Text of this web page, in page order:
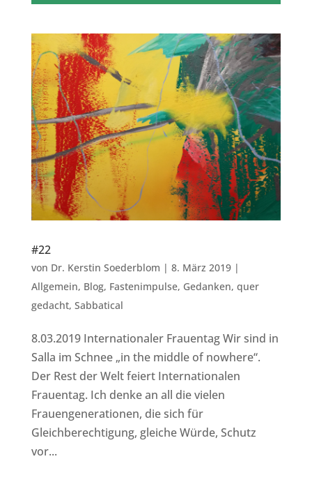
#22
von Dr. Kerstin Soederblom | 8. März 2019|
Allgemein, Blog, Fastenimpulse, Gedanken, quer
gedacht, Sabbatical
8.03.2019 Internationaler Frauentag Wir sind in
Salla im Schnee „in the middle of nowhere“.
Der Rest der Welt feiert Internationalen
Frauentag. Ich denke an all die vielen
Frauengenerationen, die sich für
Gleichberechtigung, gleiche Würde, Schutz
vor...